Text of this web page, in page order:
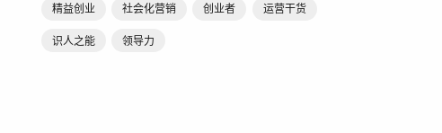
精益创业 社会化营销 创业者 运营干货
识人之能 领导力